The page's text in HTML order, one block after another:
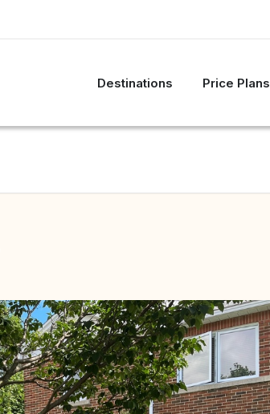
Destinations Price Plans